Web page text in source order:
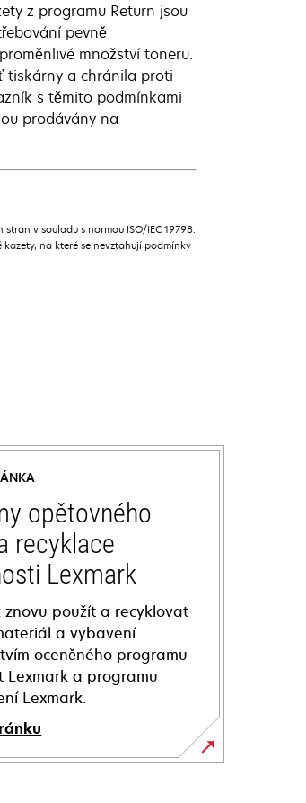
z programu Return jsou
pevně
množství toneru.
tiskárny a chránila proti
s těmito podmínkami
prodávány na
v souladu s normou ISO/IEC 19798.
na které se nevztahují podmínky
opětovného
recyklace
Lexmark
znovu použít a recyklovat
a vybavení
oceněného programu
Lexmark a programu
Lexmark.